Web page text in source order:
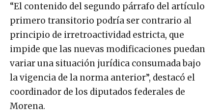
“El contenido del segundo párrafo del artículo
primero transitorio podría ser contrario al
principio de irretroactividad estricta, que
impide que las nuevas modificaciones puedan
variar una situación jurídica consumada bajo
la vigencia de la norma anterior”, destacó el
coordinador de los diputados federales de
Morena.